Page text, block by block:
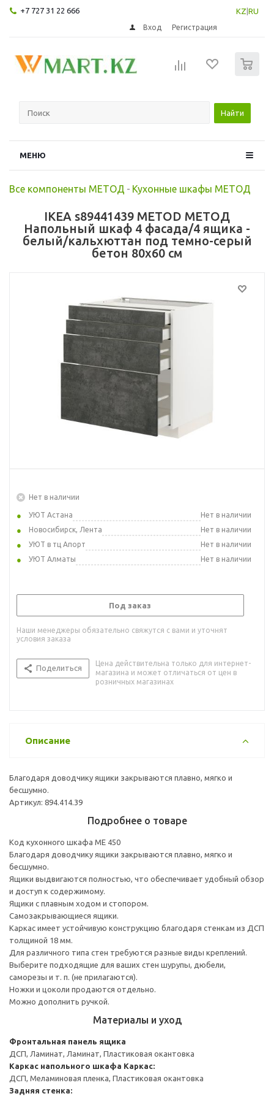
+7 727 31 22 666 KZ RU
Вход Регистрация
Найти
МЕНЮ
Все компоненты МЕТОД - Кухонные шкафы МЕТОД
IKEA s89441439 METOD МЕТОД
Напольный шкаф 4 фасада/4 ящика -
белый/кальхюттан под темно-серый
бетон 80x60 см
Нет в наличии
УЮТ Астана
Нет в наличии
Новосибирск, Лента
Нет в наличии
УЮТ в тц Апорт
Нет в наличии
УЮТ Алматы
Нет в наличии
Под заказ
Наши менеджеры обязательно свяжутся с вами и уточнят
условия заказа
Поделиться
Цена действительна только для интернет-
магазина и может отличаться от цен в
розничных магазинах
Описание
Благодаря доводчику ящики закрываются плавно, мягко и
бесшумно.
Артикул: 894.414.39
Подробнее о товаре
Код кухонного шкафа ME 450
Благодаря доводчику ящики закрываются плавно, мягко и
бесшумно.
Ящики выдвигаются полностью, что обеспечивает удобный обзор
и доступ к содержимому.
Ящики с плавным ходом и стопором.
Самозакрывающиеся ящики.
Каркас имеет устойчивую конструкцию благодаря стенкам из ДСП
толщиной 18 мм.
Для различного типа стен требуются разные виды креплений.
Выберите подходящие для ваших стен шурупы, дюбели,
саморезы и т. п. (не прилагаются).
Ножки и цоколи продаются отдельно.
Можно дополнить ручкой.
Материалы и уход
Фронтальная панель ящика
ДСП, Ламинат, Ламинат, Пластиковая окантовка
Каркас напольного шкафа Каркас:
ДСП, Меламиновая пленка, Пластиковая окантовка
Задняя стенка: